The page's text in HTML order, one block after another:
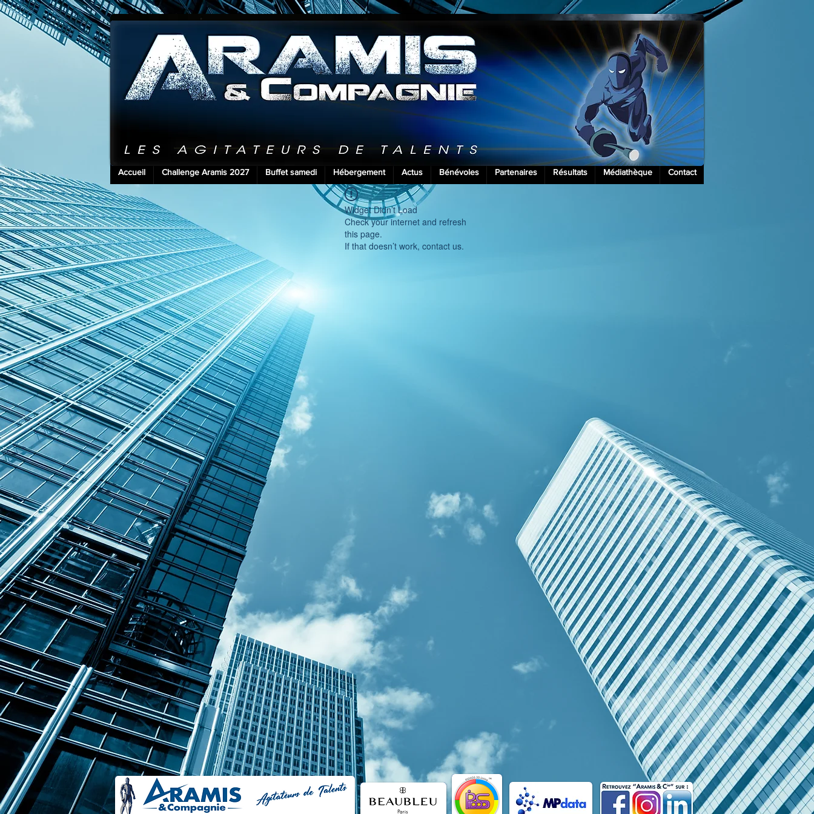
Accueil Challenge Aramis 2027 Buffet samedi Hébergement Actus Bénévoles Partenaires Résultats Médiathèque Contact
Widget Didn’t Load
Check your internet and refresh
this page.
If that doesn’t work, contact us.